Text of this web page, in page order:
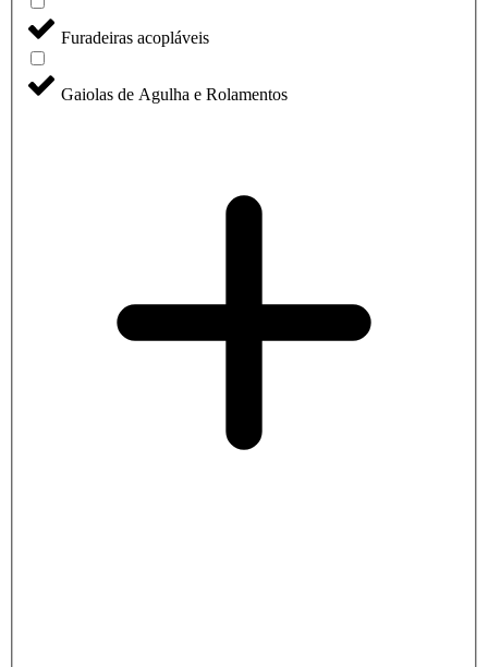
Furadeiras acopláveis
Gaiolas de Agulha e Rolamentos